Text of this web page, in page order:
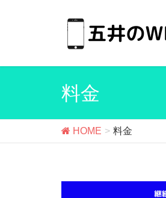
料金
HOME 料金